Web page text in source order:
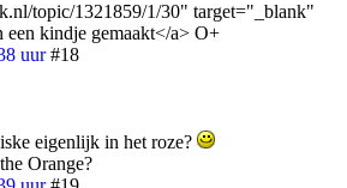
topic/1321859/1/30" target="_blank"
kindje gemaakt</a> O+
uur #18
eigenlijk in het roze?
Orange?